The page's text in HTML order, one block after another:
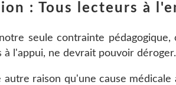
: Tous lecteurs à
seule contrainte
à l'appui, ne devrait pouvoir déroger.
autre raison qu'une cause